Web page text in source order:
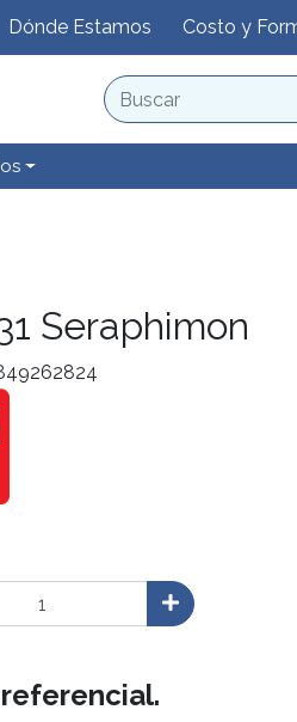
Dónde Estamos Costo y
Seraphimon